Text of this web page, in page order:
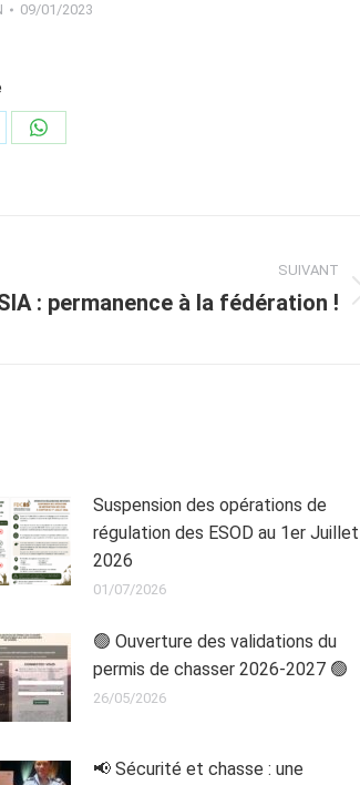
09/01/2023
Partager
SUIVANT
: permanence à la fédération !
Suspension des opérations de
régulation des ESOD au 1er Juillet
2026
01/07/2026
🟢 Ouverture des validations du
permis de chasser 2026-2027 🟢
26/05/2026
📢 Sécurité et chasse : une